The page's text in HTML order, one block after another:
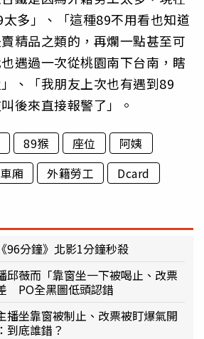
多」、「這種89不用看也知道
精品之類的，再爛一點甚至可
遇過一次從桃園南下台南，瞎
、「我朋友上次也有遇到89
後來直接報警了」。
89猴 座位
阿姨
車廂 外籍勞工 Dcard
96分鐘》北影1分鐘秒殺
邱薇而「靠窗坐一下被喝止、改票
PO全黑圖低頭認錯
播坐靠窗被制止、改票被盯爆氣開
底誰錯？